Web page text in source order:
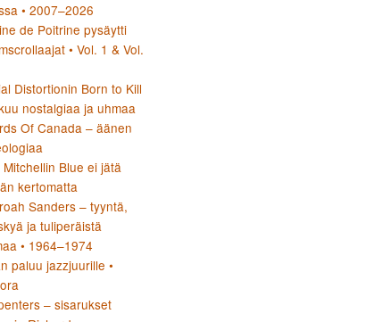
• 2007–2026
de Poitrine pysäytti
• Vol. 1 & Vol.
Distortionin Born to Kill
nostalgiaa ja uhmaa
Of Canada – äänen
Blue ei jätä
kertomatta
Sanders – tyyntä,
ja tuliperäistä
• 1964–1974
paluu jazzjuurille •
– sisarukset